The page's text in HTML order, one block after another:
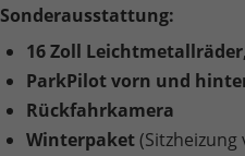
Sonderausstattung:
16 Zoll
ParkPilot vorn und
Rückfahrkamera
Winterpaket(Sitzheizung